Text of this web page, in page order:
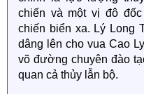
chiến và một vị đô
chiến biển xa. Lý Long
dâng lên cho vua Cao
võ đường chuyên đào
quan cả thủy lẫn bộ.